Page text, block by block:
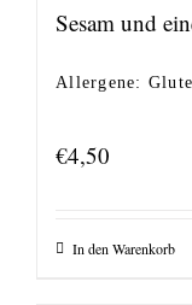
Sesam und
Allergene:
€4,50
In den Warenkorb